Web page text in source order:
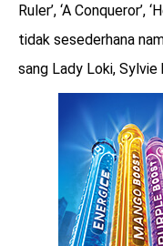
benefit
menarik
Ruler’, ‘A Conqueror’,
tidak sesederhana
sang Lady Loki, Sylvie